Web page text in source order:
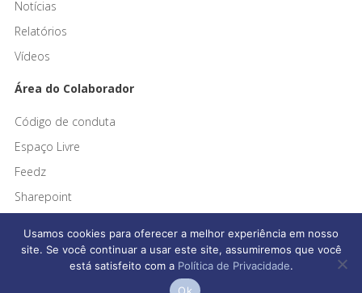
Notícias
Relatórios
Vídeos
Área do Colaborador
Código de conduta
Espaço Livre
Feedz
Sharepoint
Afonso França Engenharia © 2026 Todos os direitos reservados
Usamos cookies para oferecer a melhor experiência em nosso
site. Se você continuar a usar este site, assumiremos que você
está satisfeito com a Política de Privacidade.
Ok